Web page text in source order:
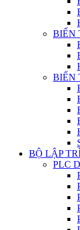
BIẾN
BIẾN
BỘ LẬP
PLC